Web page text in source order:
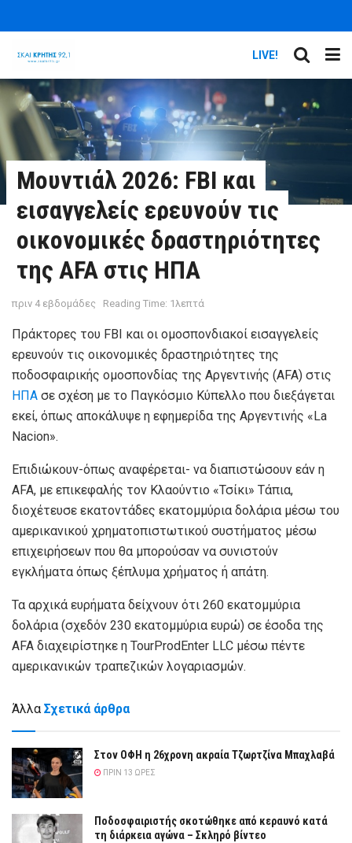
LIVE!
Μουντιάλ 2026: FBI και
εισαγγελείς ερευνούν τις
οικονομικές δραστηριότητες
της AFA στις ΗΠΑ
πριν 4 εβδομάδες Reading Time: 1λεπτά
Πράκτορες του FBI και οι ομοσπονδιακοί εισαγγελείς
ερευνούν τις οικονομικές δραστηριότητες της
ποδοσφαιρικής ομοσπονδίας της Αργεντινής (AFA) στις
ΗΠΑ σε σχέση με το Παγκόσμιο Κύπελλο που διεξάγεται
εκεί, όπως αποκάλυψε η εφημερίδα της Αργεντινής «La
Nacion».
Επιδιώκουν-όπως αναφέρεται- να διαπιστώσουν εάν η
AFA, με επικεφαλής τον Κλαούντιο «Τσίκι» Τάπια,
διοχέτευσε εκατοντάδες εκατομμύρια δολάρια μέσω του
αμερικανικού χρηματοπιστωτικού συστήματος μέσω
επιχειρήσεων που θα μπορούσαν να συνιστούν
εγκλήματα όπως ξέπλυμα χρήματος ή απάτη.
Τα αρχικά ευρήματα δείχνουν ότι 260 εκατομμύρια
δολάρια (σχεδόν 230 εκατομμύρια ευρώ) σε έσοδα της
AFA διαχειρίστηκε η TourProdEnter LLC μέσω πέντε
αμερικανικών τραπεζικών λογαριασμών.
Άλλα Σχετικά άρθρα
Στον ΟΦΗ η 26χρονη ακραία Τζωρτζίνα Μπαχλαβά
ΠΡΙΝ 13 ΏΡΕΣ
Ποδοσφαιριστής σκοτώθηκε από κεραυνό κατά
τη διάρκεια αγώνα – Σκληρό βίντεο